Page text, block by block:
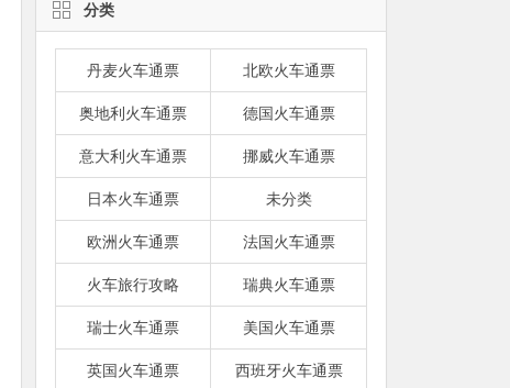
分类
丹麦火车通票 北欧火车通票
奥地利火车通票 德国火车通票
意大利火车通票 挪威火车通票
日本火车通票 未分类
欧洲火车通票 法国火车通票
火车旅行攻略 瑞典火车通票
瑞士火车通票 美国火车通票
英国火车通票 西班牙火车通票